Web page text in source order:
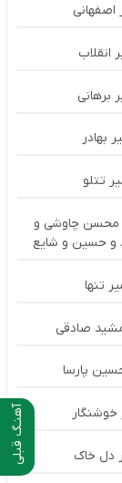
آهنـگ قبلی
اصفهانی
انقلاب
برهانی
بهادر
تتلو
محسن چاوشی و
و حسین و شایع
تنها
صادقی
پارسا
خوشنگار
دل خاک